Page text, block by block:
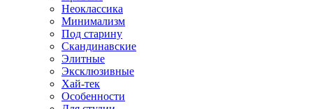
Неоклассика
Минимализм
Под старину
Скандинавские
Элитные
Эксклюзивные
Хай-тек
Особенности